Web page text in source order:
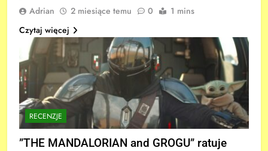
Adrian 2 miesiące temu 0
1 mins
Czytaj więcej
RECENZJE
”THE MANDALORIAN and GROGU” ratuje